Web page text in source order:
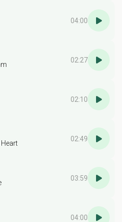
04:00
02:27
02:10
02:49
03:59
04:00